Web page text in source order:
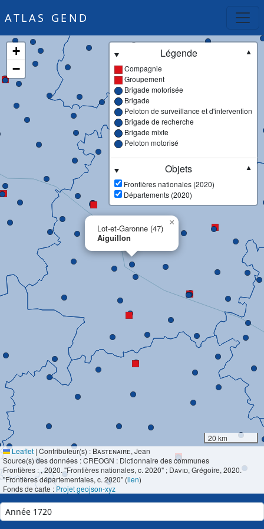
ATLAS GEND
Lot-et-Garonne (47)
Aiguillon
×
+
−
Légende
▼
Compagnie
Groupement
Brigade motorisée
Brigade
Peloton de surveillance et d'intervention
Brigade de recherche
Brigade mixte
Peloton motorisé
Objets
▼
Frontières nationales (2020)
Départements (2020)
20 km
Leaflet | Contributeur(s) : Bastenaire, Jean
Source(s) des données : CREOGN : Dictionnaire des communes
Frontières : , 2020. "Frontières nationales, c. 2020" ; David, Grégoire, 2020.
"Frontières départementales, c. 2020" (lien)
Fonds de carte :Projet geojson-xyz